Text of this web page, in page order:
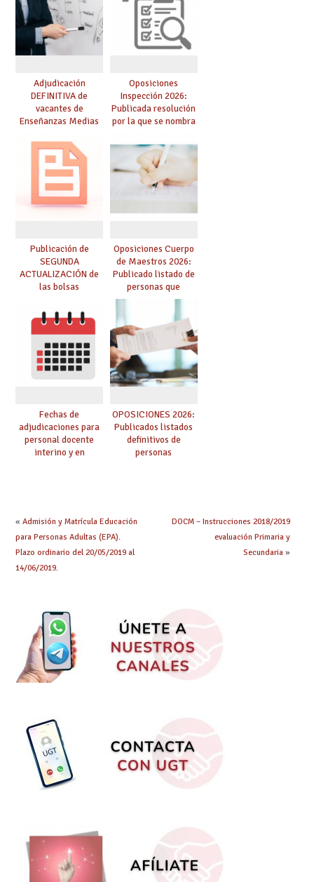
Adjudicación
DEFINITIVA de
vacantes de
Enseñanzas Medias
Oposiciones
Inspección 2026:
Publicada resolución
por la que se nombra
prácticas, se regulan
dichas prácticas y se
convoca acto público
de adjudicación
Publicación de
SEGUNDA
ACTUALIZACIÓN de
las bolsas
Cuerpo de Maestros
de especialidades
convocadas a
oposición
Oposiciones Cuerpo
de Maestros 2026:
Publicado listado de
personas que
adquieren nueva
especialidad
Fechas de
adjudicaciones para
personal docente
interino y en
OPOSICIONES 2026:
Publicados listados
definitivos de
personas
« Admisión y Matrícula Educación
para Personas Adultas (EPA).
Plazo ordinario del 20/05/2019 al
14/06/2019.
DOCM – Instrucciones 2018/2019
evaluación Primaria y
Secundaria»